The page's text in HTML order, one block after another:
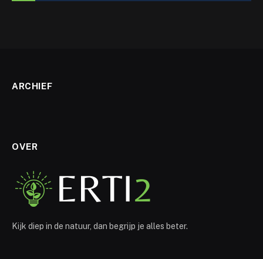
ARCHIEF
OVER
Kijk diep in de natuur, dan begrijp je alles beter.